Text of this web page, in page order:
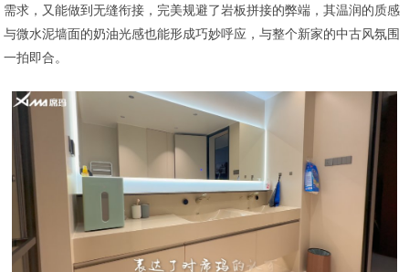
需求，又能做到无缝衔接，完美规避了岩板拼接的弊端，其温润的质感
与微水泥墙面的奶油光感也能形成巧妙呼应，与整个新家的中古风氛围
一拍即合。